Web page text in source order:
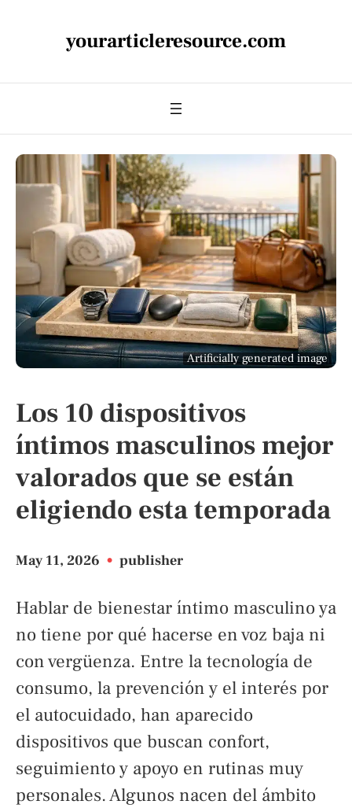
yourarticleresource.com
Artificially generated image
Los 10 dispositivos
íntimos masculinos mejor
valorados que se están
eligiendo esta temporada
May 11, 2026 • publisher
Hablar de bienestar íntimo masculino ya
no tiene por qué hacerse en voz baja ni
con vergüenza. Entre la tecnología de
consumo, la prevención y el interés por
el autocuidado, han aparecido
dispositivos que buscan confort,
seguimiento y apoyo en rutinas muy
personales. Algunos nacen del ámbito